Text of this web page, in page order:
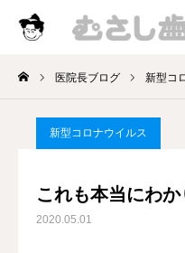
医院長ブログ 新型コ
新型コロナウイルス
これも本当にわ
2020.05.01
診療時間
院長挨拶
お知らせ